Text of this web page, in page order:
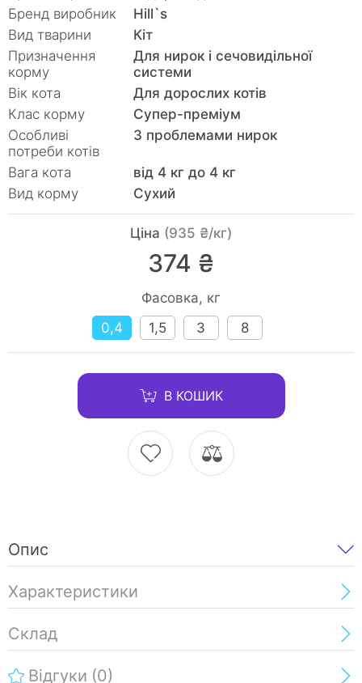
Бренд виробник
Hill`s
Вид тварини
Кiт
Призначення
корму
Для нирок і сечовидільної
системи
Вік кота
Для дорослих котів
Клас корму
Супер-преміум
Особливі
потреби котів
З проблемами нирок
Вага кота
від 4 кг до 4 кг
Вид корму
Сухий
Ціна (935 ₴/кг)
374 ₴
Фасовка, кг
0,4
1,5 3 8
В КОШИК
Опис
Характеристики
Склад
Відгуки (0)